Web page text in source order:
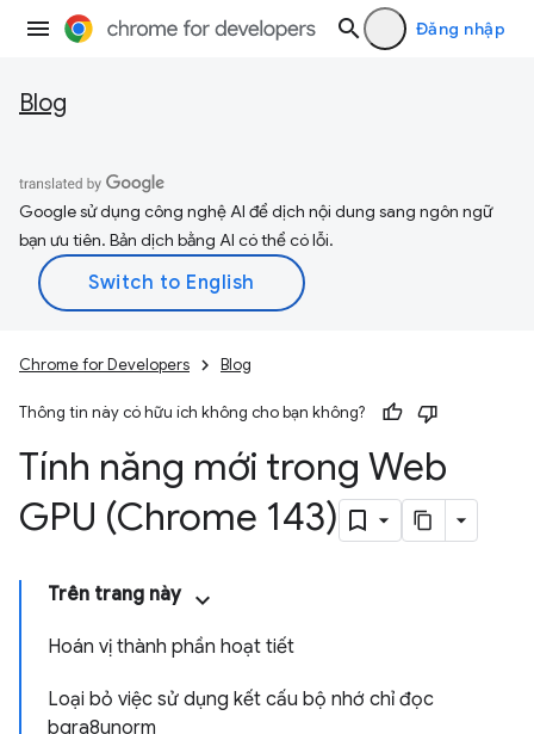
Đăng nhập
Blog
Google sử dụng công nghệ AI để dịch nội dung sang ngôn ngữ
bạn ưu tiên. Bản dịch bằng AI có thể có lỗi.
Chrome for Developers Blog
Thông tin này có hữu ích không cho bạn không?
Tính năng mới trong Web
GPU (Chrome 143)
Trên trang này
Hoán vị thành phần hoạt tiết
Loại bỏ việc sử dụng kết cấu bộ nhớ chỉ đọc
bgra8unorm